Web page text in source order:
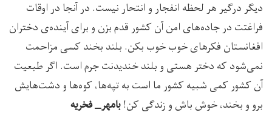
دیگر درگیر هر لحظه انفجار و انتحار نیست. در آنجا در اوقات
فراغتت در جاده‌های امن آن کشور قدم بزن و برای آینده‌ی دختران
افغانستان فکرهای خوب خوب بکن. بلند بخند کسی مزاحمت
نمی‌شود که دختر هستی و بلند خندیدنت جرم است. اگر طبعیت
آن کشور کمی شبیه کشور ما است به تپه‌ها، کوه‌ها و دشت‌هایش
برو و بخند، خوش باش و زندگی کن!بامهر_ فخریه